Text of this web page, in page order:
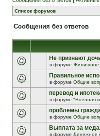
Список форумов
Сообщения без ответов
Не признают
в форуме Жилищное
Правильное
в форуме Общие
перевод и
в форуме "Военная
проблемы
в форуме Общие
Выплата за
в форуме Денежное